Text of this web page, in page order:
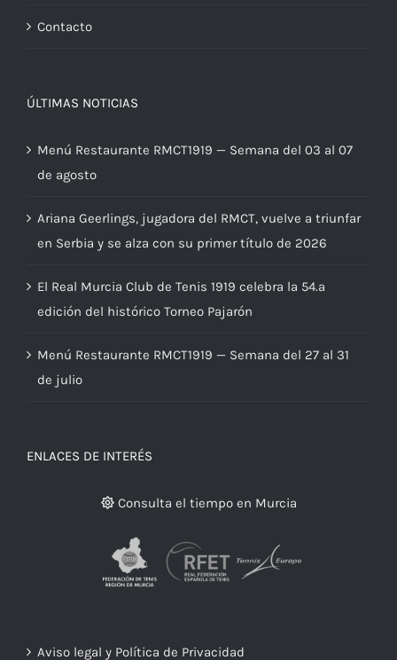
Contacto
ÚLTIMAS NOTICIAS
Menú Restaurante RMCT1919 — Semana del 03 al 07
de agosto
Ariana Geerlings, jugadora del RMCT, vuelve a triunfar
en Serbia y se alza con su primer título de 2026
El Real Murcia Club de Tenis 1919 celebra la 54.ª
edición del histórico Torneo Pajarón
Menú Restaurante RMCT1919 — Semana del 27 al 31
de julio
ENLACES DE INTERÉS
Consulta el tiempo en Murcia
Aviso legal y Política de Privacidad